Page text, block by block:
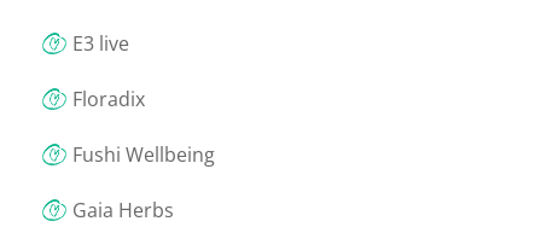
E3 live
Floradix
Fushi Wellbeing
Gaia Herbs